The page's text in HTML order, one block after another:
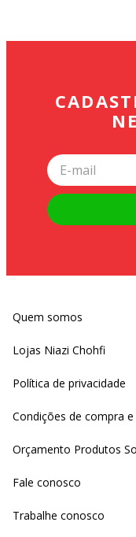
Quem somos
Lojas Niazi Chohfi
Política de privacidade
Condições de compra e
Orçamento Produtos
Fale conosco
Trabalhe conosco